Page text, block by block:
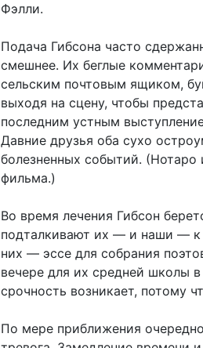
Фэлли.
Подача Гибсона часто
смешнее. Их беглые
сельским почтовым ящиком,
выходя на сцену, чтобы
последним устным
Давние друзья оба сухо
болезненных событий.
фильма.)
Во время лечения Гибсон
подталкивают их — и наши —
них — эссе для собрания
вечере для их средней школы
срочность возникает, потому
По мере приближения